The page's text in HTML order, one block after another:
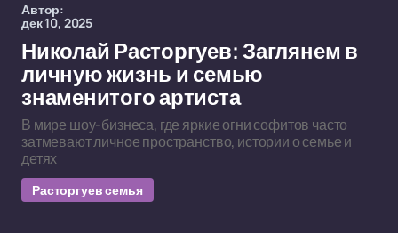
Автор:
дек 10, 2025
Николай Расторгуев: Заглянем в
личную жизнь и семью
знаменитого артиста
В мире шоу-бизнеса, где яркие огни софитов часто
затмевают личное пространство, истории о семье и
детях
Расторгуев семья